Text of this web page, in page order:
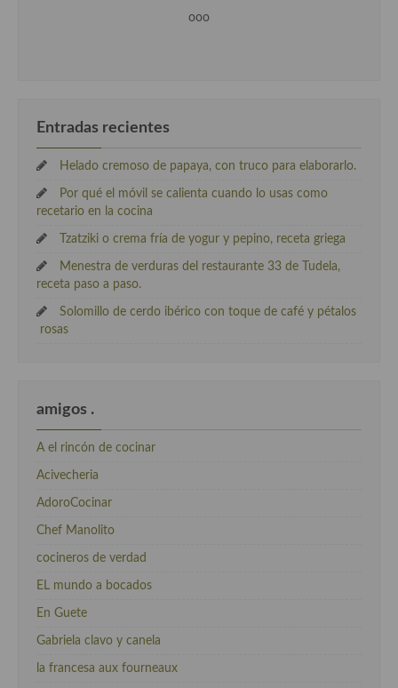
ooo
Entradas recientes
Helado cremoso de papaya, con truco para elaborarlo.
Por qué el móvil se calienta cuando lo usas como
recetario en la cocina
Tzatziki o crema fría de yogur y pepino, receta griega
Menestra de verduras del restaurante 33 de Tudela,
receta paso a paso.
Solomillo de cerdo ibérico con toque de café y pétalos
rosas
amigos .
A el rincón de cocinar
Acivecheria
AdoroCocinar
Chef Manolito
cocineros de verdad
EL mundo a bocados
En Guete
Gabriela clavo y canela
la francesa aux fourneaux